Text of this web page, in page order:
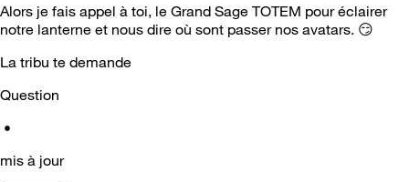
Alors je fais appel à toi, le Grand Sage TOTEM pour éclairer
notre lanterne et nous dire où sont passer nos avatars. 😏
La tribu te demande
Question
•
mis à jour